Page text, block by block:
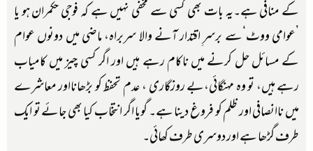
کے منافی ہے۔یہ بات بھی کسی سے مخفی نہیں ہے کہ فوجی حکمران ہو یا
’عوامی ووٹ‘سے برسر ِاقتدار آنے والا سربراہ، ماضی میں دونوں عوام
کے مسائل حل کرنے میں ناکام رہے ہیں اور اگر کسی چیز میں کامیاب
رہے ہیں، تو وہ مہنگائی،بے روزگاری ، عدم تحفظ کو بڑھانااور معاشرے
میں ناانصافی اور ظلم کو فروغ دینا ہے۔ گویا اگر انتخاب کیا بھی جائے تو ایک
طرف گڑھا ہے اور دوسری طرف کھائی۔